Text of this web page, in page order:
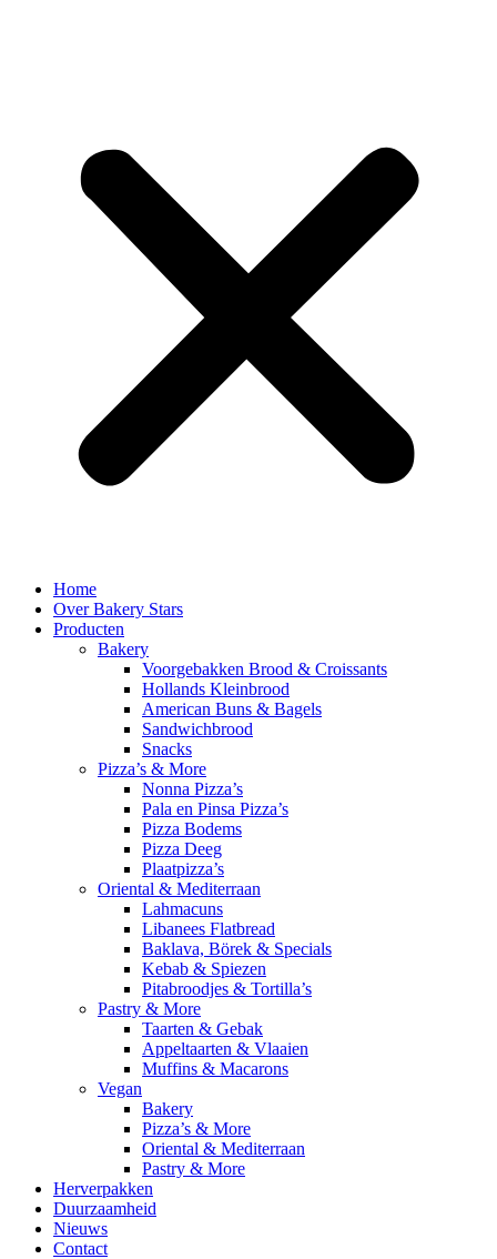
Home
Over Bakery Stars
Producten
Bakery
Voorgebakken Brood & Croissants
Hollands Kleinbrood
American Buns & Bagels
Sandwichbrood
Snacks
Pizza’s & More
Nonna Pizza’s
Pala en Pinsa Pizza’s
Pizza Bodems
Pizza Deeg
Plaatpizza’s
Oriental & Mediterraan
Lahmacuns
Libanees Flatbread
Baklava, Börek & Specials
Kebab & Spiezen
Pitabroodjes & Tortilla’s
Pastry & More
Taarten & Gebak
Appeltaarten & Vlaaien
Muffins & Macarons
Vegan
Bakery
Pizza’s & More
Oriental & Mediterraan
Pastry & More
Herverpakken
Duurzaamheid
Nieuws
Contact